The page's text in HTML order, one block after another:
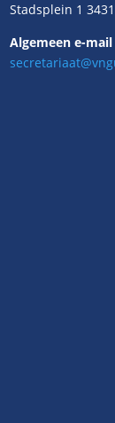
Stadsplein 1
Algemeen e-mail